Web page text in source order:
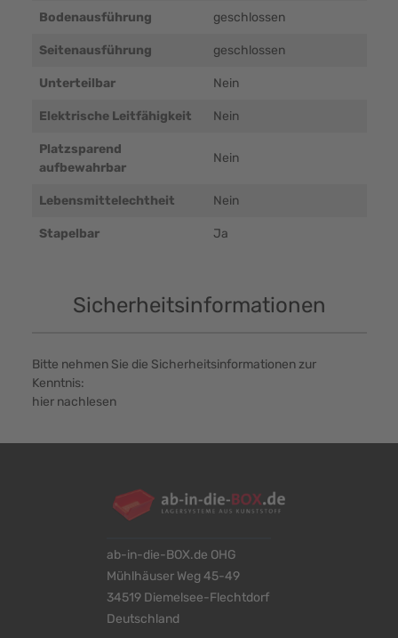
Bodenausführung geschlossen
Seitenausführung geschlossen
Unterteilbar Nein
Elektrische Leitfähigkeit Nein
Platzsparend
aufbewahrbar
Nein
Lebensmittelechtheit Nein
Stapelbar Ja
Sicherheitsinformationen
Bitte nehmen Sie die Sicherheitsinformationen zur
Kenntnis:
hier nachlesen
ab-in-die-BOX.de OHG
Mühlhäuser Weg 45-49
34519 Diemelsee-Flechtdorf
Deutschland